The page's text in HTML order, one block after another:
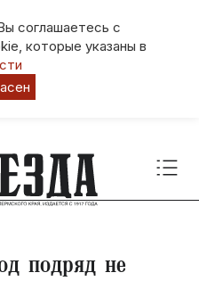
соглашаетесь с
которые указаны в
подряд не